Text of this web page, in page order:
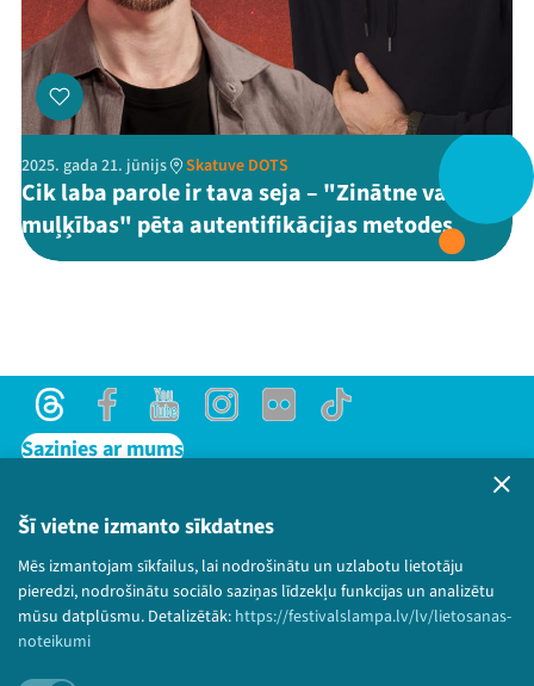
Šī vietne izmanto sīkdatnes
Mēs izmantojam sīkfailus, lai nodrošinātu un uzlabotu lietotāju
pieredzi, nodrošinātu sociālo saziņas līdzekļu funkcijas un analizētu
mūsu datplūsmu. Detalizētāk: https://festivalslampa.lv/lv/lietosanas-
noteikumi
ThreadsFacebookYoutube
X Instagram
Flick TikTok
2025. gada 21. jūnijs Skatuve DOTS
Cik laba parole ir tava seja – "Zinātne vai
muļķības" pēta autentifikācijas metodes
ThreadsFacebookYoutubeInstagram
Flick TikTok
Sazinies ar mums
Lietošanas noteikumi un sīkdatņu politika
Bērnu aizsardzības politika
© 2026 Sarunu festivāls LAMPA Visas tiesības
paturētas.